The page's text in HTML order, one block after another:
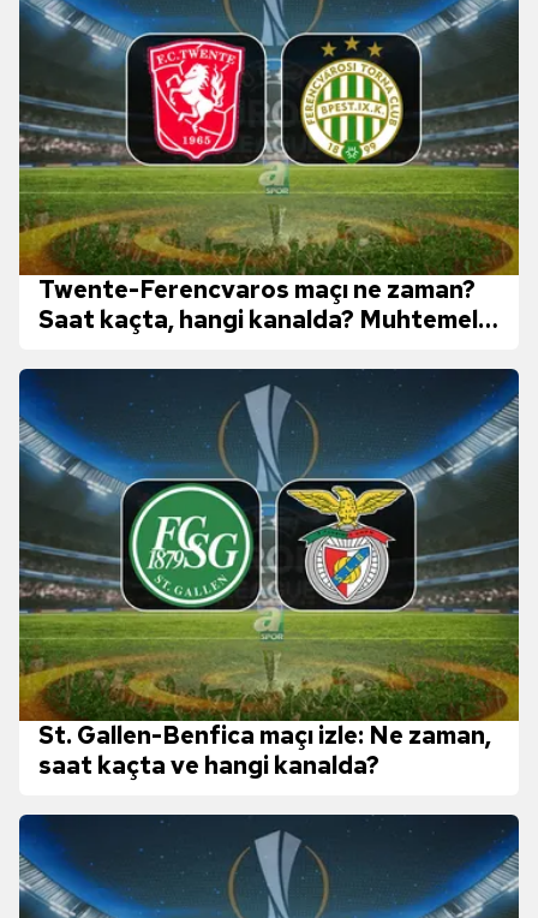
Twente-Ferencvaros maçı ne zaman?
Saat kaçta, hangi kanalda? Muhtemel
St. Gallen-Benfica maçı izle: Ne zaman,
saat kaçta ve hangi kanalda?